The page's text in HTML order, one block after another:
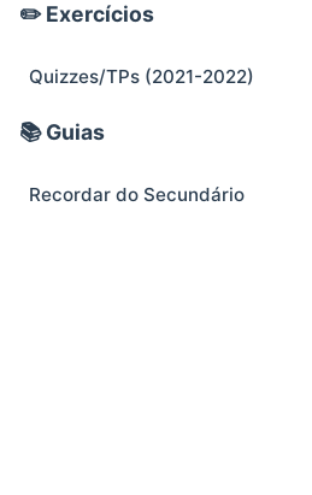
✏️ Exercícios
Quizzes/TPs (2021-2022)
📚 Guias
Recordar do Secundário